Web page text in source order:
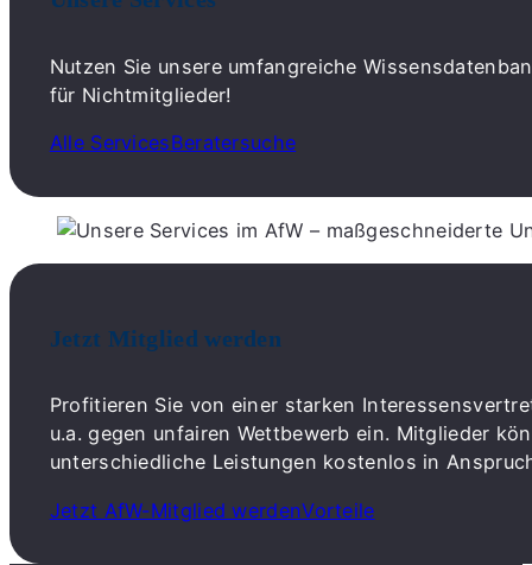
Nutzen Sie unsere umfangreiche
für Nichtmitglieder!
Alle ServicesBeratersuche
Jetzt Mitglied werden
Profitieren Sie von einer starken
u.a. gegen unfairen Wettbewerb ein. Mitglieder
unterschiedliche Leistungen kostenlos in
Jetzt AfW-Mitglied werdenVorteile